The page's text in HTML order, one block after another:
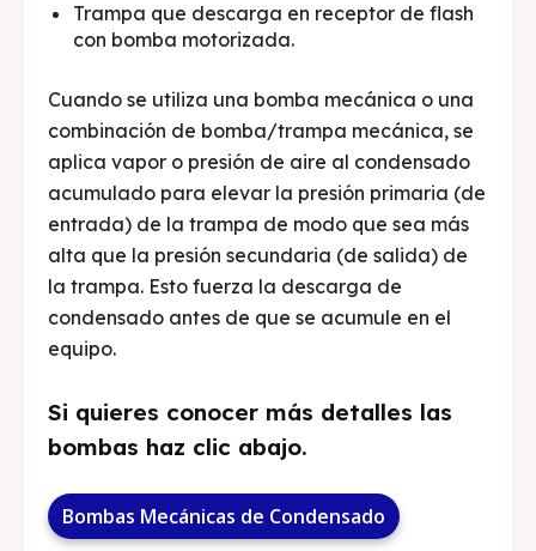
Trampa que descarga en receptor de flash
con bomba motorizada.
Cuando se utiliza una bomba mecánica o una
combinación de bomba/trampa mecánica, se
aplica vapor o presión de aire al condensado
acumulado para elevar la presión primaria (de
entrada) de la trampa de modo que sea más
alta que la presión secundaria (de salida) de
la trampa. Esto fuerza la descarga de
condensado antes de que se acumule en el
equipo.
Si quieres conocer más detalles las
bombas haz clic abajo.
Bombas Mecánicas de Condensado